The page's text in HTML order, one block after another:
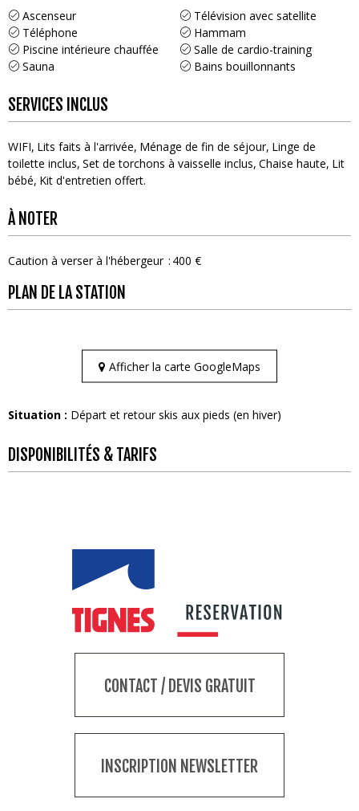
Ascenseur
Télévision avec satellite
Téléphone
Hammam
Piscine intérieure chauffée
Salle de cardio-training
Sauna
Bains bouillonnants
SERVICES INCLUS
WIFI Lits faits à l'arrivée Ménage de fin de séjour Linge de
toilette inclus Set de torchons à vaisselle inclus Chaise haute Lit
bébé Kit d'entretien offert
À NOTER
Caution à verser à l'hébergeur 400 €
PLAN DE LA STATION
Afficher la carte GoogleMaps
Situation : Départ et retour skis aux pieds (en hiver)
DISPONIBILITÉS & TARIFS
CONTACT / DEVIS GRATUIT
INSCRIPTION NEWSLETTER